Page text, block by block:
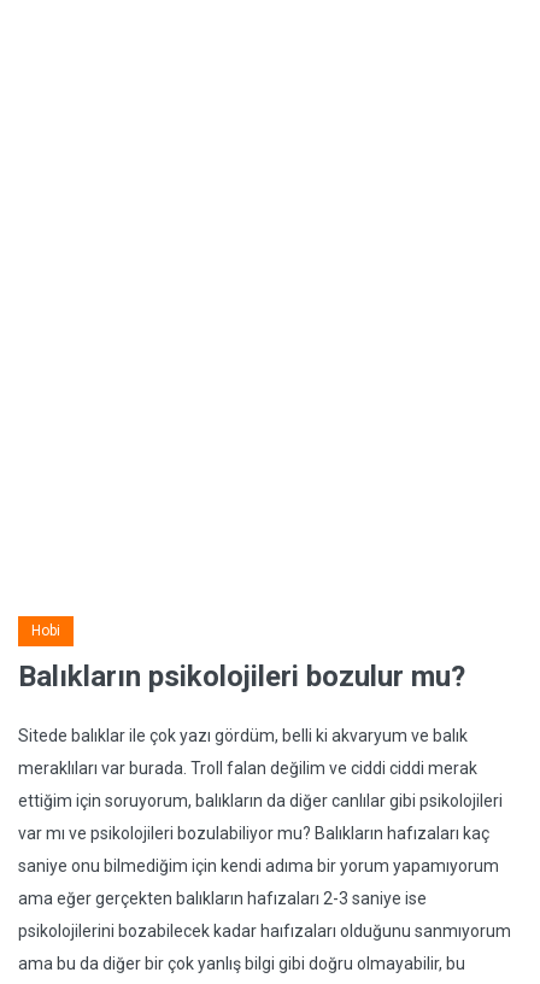
Hobi
Balıkların psikolojileri bozulur mu?
Sitede balıklar ile çok yazı gördüm, belli ki akvaryum ve balık
meraklıları var burada. Troll falan değilim ve ciddi ciddi merak
ettiğim için soruyorum, balıkların da diğer canlılar gibi psikolojileri
var mı ve psikolojileri bozulabiliyor mu? Balıkların hafızaları kaç
saniye onu bilmediğim için kendi adıma bir yorum yapamıyorum
ama eğer gerçekten balıkların hafızaları 2-3 saniye ise
psikolojilerini bozabilecek kadar haıfızaları olduğunu sanmıyorum
ama bu da diğer bir çok yanlış bilgi gibi doğru olmayabilir, bu